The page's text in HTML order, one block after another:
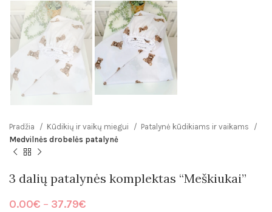
Pradžia Kūdikių ir vaikų miegui
Patalynė kūdikiams ir vaikams
Medvilnės drobelės patalynė
3 dalių patalynės komplektas “Meškiukai”
0.00€ – 37.79€